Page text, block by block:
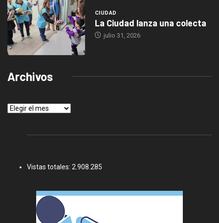
CIUDAD
La Ciudad lanza una colecta
julio 31, 2026
Archivos
Archivos
Vistas totales: 2.908.285